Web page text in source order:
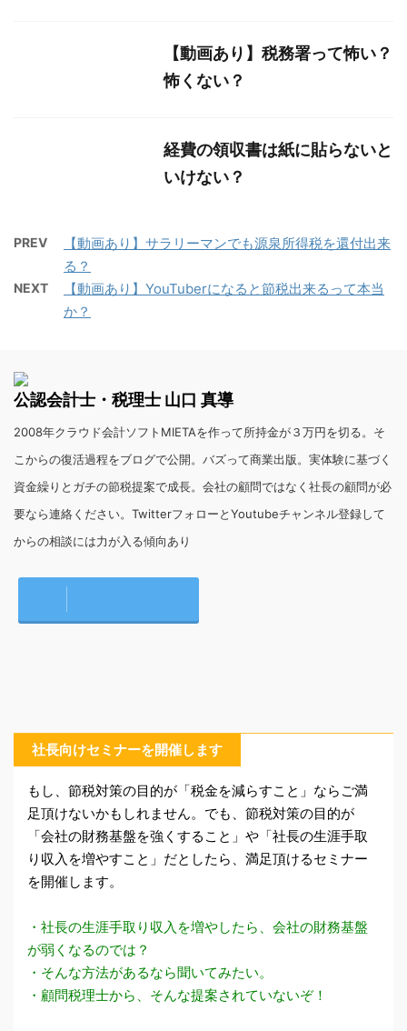
【動画あり】税務署って怖い？
怖くない？
経費の領収書は紙に貼らないと
いけない？
PREV
【動画あり】サラリーマンでも源泉所得税を還付出来
る？
NEXT
【動画あり】YouTuberになると節税出来るって本当
か？
公認会計士・税理士 山口 真導
2008年クラウド会計ソフトMIETAを作って所持金が３万円を切る。そ
こからの復活過程をブログで公開。バズって商業出版。実体験に基づく
資金繰りとガチの節税提案で成長。会社の顧問ではなく社長の顧問が必
要なら連絡ください。TwitterフォローとYoutubeチャンネル登録して
からの相談には力が入る傾向あり
社長向けセミナーを開催します
もし、節税対策の目的が「税金を減らすこと」ならご満
足頂けないかもしれません。でも、節税対策の目的が
「会社の財務基盤を強くすること」や「社長の生涯手取
り収入を増やすこと」だとしたら、満足頂けるセミナー
を開催します。
・社長の生涯手取り収入を増やしたら、会社の財務基盤
が弱くなるのでは？
・そんな方法があるなら聞いてみたい。
・顧問税理士から、そんな提案されていないぞ！